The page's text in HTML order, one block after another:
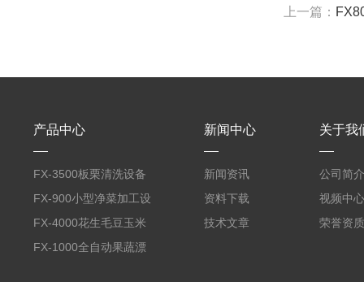
上一篇：
产品中心
FX-3500板栗清洗设备
全自动气泡清洗机
FX-900小型净菜加工设
备野菜清洗机
FX-4000花生毛豆玉米
蒸煮漂烫机
FX-1000全自动果蔬漂
新闻中心
新闻资讯
资料下载
技术文章
关于我
公司简介
视频中心
荣誉资质